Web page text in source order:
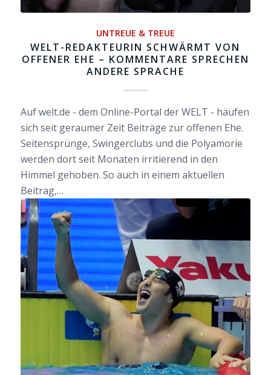
UNTREUE & TREUE
WELT-REDAKTEURIN SCHWÄRMT VON
OFFENER EHE – KOMMENTARE SPRECHEN
ANDERE SPRACHE
Auf welt.de - dem Online-Portal der WELT - häufen
sich seit geraumer Zeit Beiträge zur offenen Ehe.
Seitensprünge, Swingerclubs und die Polyamorie
werden dort seit Monaten irritierend in den
Himmel gehoben. So auch in einem aktuellen
Beitrag,…